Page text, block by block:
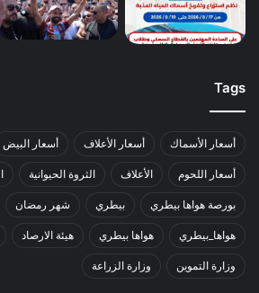
Tags
أسعار الأسماك أسعار الأعلاف أسعار البيض
أسعار اللحوم الأعلاف الثروة الحيوانية
بورصة هواها بيطري بيطري شهر رمضان
هواها_بيطري هواها بيطري هيئة الارصاد
وزارة التموين وزارة الزراعة